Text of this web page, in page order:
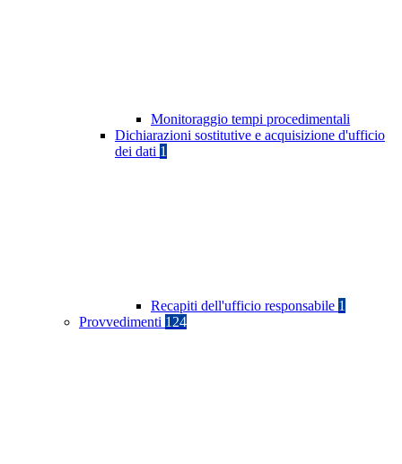
Monitoraggio tempi procedimentali
Dichiarazioni sostitutive e acquisizione d'ufficio
dei dati 1
Recapiti dell'ufficio responsabile 1
Provvedimenti 124